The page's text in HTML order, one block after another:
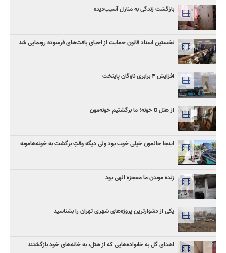
بازگشت زندگی‌ به منازل آسیب‌دیده
نخستین اسناد قانون حمایت از احیای بافت‌های فرسوده رونمایی شد
افزایش ۴ برابری ناوگان پایتخت
از هتل تا خونه؛ ما برگشتیم خونه‌مون
اینجا حالمون خیلی خوب بود ولی دیگه وقتِ برگشت به خونه‌هامونه
زنده موندن ما معجزه الهی بود
یکی از دشوارترین پروژه‌های شهری تهران را بشناسید
اهدای گل به خانواده‌هایی که از هتل‌، به خانه‌های خود بازگشتند